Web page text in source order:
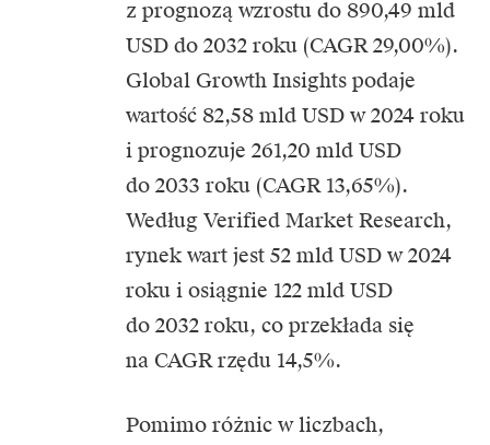
z prognozą wzrostu do 890,49 mld
USD do 2032 roku (CAGR 29,00%).
Global Growth Insights podaje
wartość 82,58 mld USD w 2024 roku
i prognozuje 261,20 mld USD
do 2033 roku (CAGR 13,65%).
Według Verified Market Research,
rynek wart jest 52 mld USD w 2024
roku i osiągnie 122 mld USD
do 2032 roku, co przekłada się
na CAGR rzędu 14,5%.
Pomimo różnic w liczbach,